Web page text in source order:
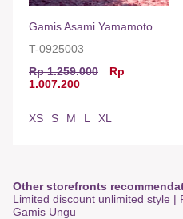
Gamis Asami Yamamoto
T-0925003
Rp 1.259.000
Rp
1.007.200
XS S M L XL
Other storefronts
Limited discount unlimited style |
Gamis Ungu